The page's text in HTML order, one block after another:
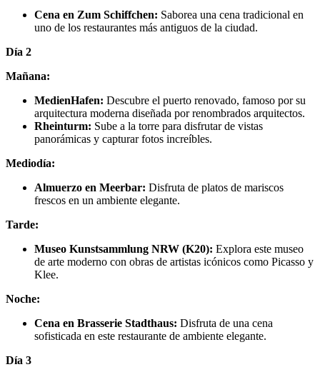
Cena en Zum Schiffchen: Saborea una cena tradicional en
uno de los restaurantes más antiguos de la ciudad.
Día 2
Mañana:
MedienHafen: Descubre el puerto renovado, famoso por su
arquitectura moderna diseñada por renombrados arquitectos.
Rheinturm: Sube a la torre para disfrutar de vistas
panorámicas y capturar fotos increíbles.
Mediodía:
Almuerzo en Meerbar: Disfruta de platos de mariscos
frescos en un ambiente elegante.
Tarde:
Museo Kunstsammlung NRW (K20): Explora este museo
de arte moderno con obras de artistas icónicos como Picasso y
Klee.
Noche:
Cena en Brasserie Stadthaus: Disfruta de una cena
sofisticada en este restaurante de ambiente elegante.
Día 3